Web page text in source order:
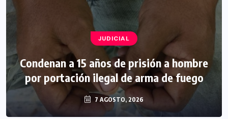
JUDICIAL
Condenan a 15 años de prisión a hombre
por portación ilegal de arma de fuego
7 AGOSTO, 2026